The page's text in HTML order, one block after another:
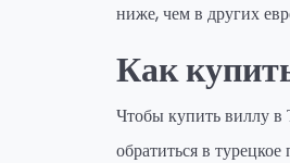
ниже, чем в других
Как
Чтобы купить виллу в
обратиться в